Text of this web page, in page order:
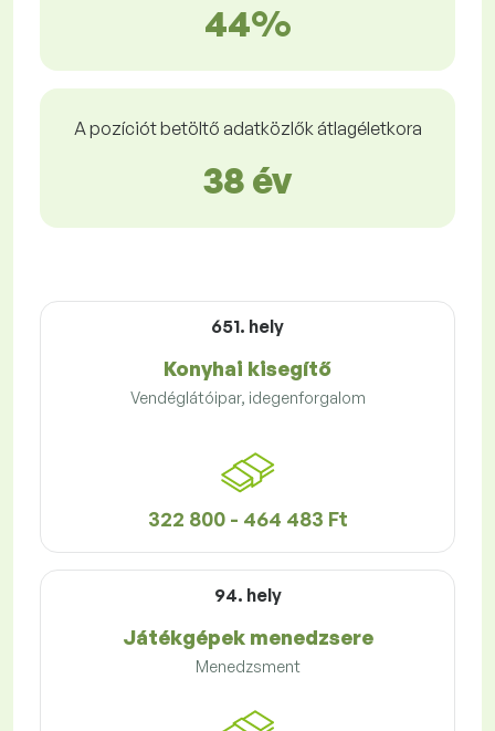
44%
A pozíciót betöltő adatközlők átlagéletkora
38 év
651. hely
Konyhai kisegítő
Vendéglátóipar, idegenforgalom
322 800 - 464 483 Ft
94. hely
Játékgépek menedzsere
Menedzsment